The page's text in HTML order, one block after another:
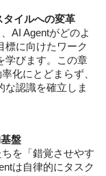
イルへの変革
AI Agentがどのよ
標に向けたワーク
学びます。この章
化にとどまらず、
な認識を確立しま
盤
を「錯覚させやす
は自律的にタスク